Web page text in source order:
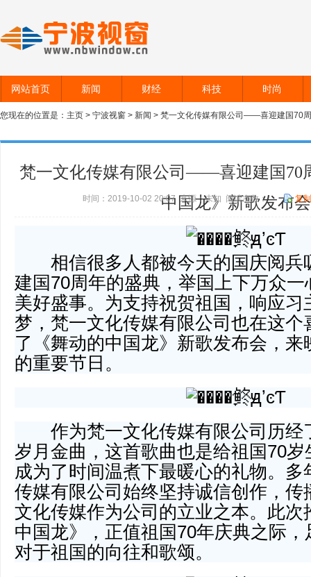
网站首页 新闻 财经 科技 时尚
您现在的位置是： 主页 > 宁波视窗 > 新闻 > 梵一文化传媒有限公司——喜迎建国70
梵一文化传媒有限公司——喜迎建国70
中国龙》新歌发布会
时间：2019-10-02 20:07 来源：未知 阅读次数： 复
相信很多人都被今天的国庆阅兵
建国70周年的盛典，举国上下万众
美好盛事。为支持祝贺祖国，响应习
梦，梵一文化传媒有限公司也在这个
了《舞动的中国龙》新歌发布会，来
的重要节日。
作为梵一文化传媒有限公司历经
岁月金曲，这首歌曲也是给祖国70
成为了时间温煮下最暖心的礼物。多
传媒有限公司始终坚持诚信创作，传
文化传媒作为公司的立业之本。此次
中国龙》，正值祖国70年庆典之际
对于祖国的向往和歌颂。